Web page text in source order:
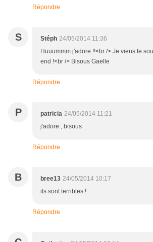
Répondre
S Stéph 24/05/2014 11:36
Huuummm j'adore !!<br /> Je viens te
end !<br /> Bisous Gaelle
Répondre
P patricia 24/05/2014 11:21
j'adore , bisous
Répondre
B bree13 24/05/2014 10:17
ils sont terribles !
Répondre